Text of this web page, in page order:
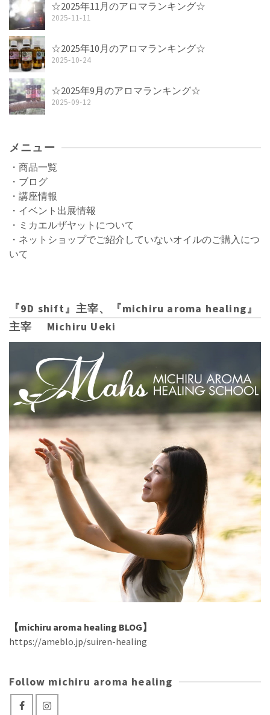
☆2025年11月のアロマランキング☆
2025-11-11
☆2025年10月のアロマランキング☆
2025-10-24
☆2025年9月のアロマランキング☆
2025-09-12
メニュー
・商品一覧
・ブログ
・講座情報
・イベント出展情報
・ミカエルザヤットについて
・ネットショップでご紹介していないオイルのご購入につ
いて
『9D shift』主宰、『michiru aroma healing』
主宰 Michiru Ueki
【michiru aroma healing BLOG】
https://ameblo.jp/suiren-healing
Follow michiru aroma healing